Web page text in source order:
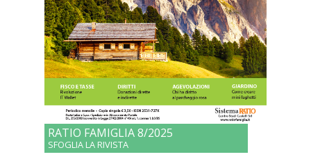
RATIO FAMIGLIA 8/2025
SFOGLIA LA RIVISTA